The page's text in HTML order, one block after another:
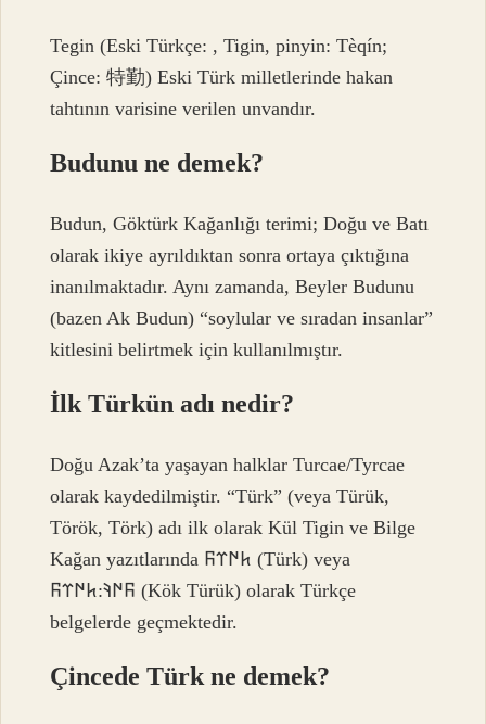
Tegin (Eski Türkçe: , Tigin, pinyin: Tèqín;
Çince: 特勤) Eski Türk milletlerinde hakan
tahtının varisine verilen unvandır.
Budunu ne demek?
Budun, Göktürk Kağanlığı terimi; Doğu ve Batı
olarak ikiye ayrıldıktan sonra ortaya çıktığına
inanılmaktadır. Aynı zamanda, Beyler Budunu
(bazen Ak Budun) “soylular ve sıradan insanlar”
kitlesini belirtmek için kullanılmıştır.
İlk Türkün adı nedir?
Doğu Azak’ta yaşayan halklar Turcae/Tyrcae
olarak kaydedilmiştir. “Türk” (veya Türük,
Török, Törk) adı ilk olarak Kül Tigin ve Bilge
Kağan yazıtlarında 𐱅𐰇𐰼𐰜 (Türk) veya
𐰜𐰇𐰚:𐱅𐰇𐰼𐰜 (Kök Türük) olarak Türkçe
belgelerde geçmektedir.
Çincede Türk ne demek?